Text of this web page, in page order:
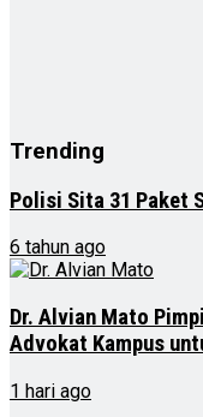
Trending
Polisi Sita 31 Paket
6 tahun ago
Dr. Alvian Mato
Advokat Kampus
1 hari ago